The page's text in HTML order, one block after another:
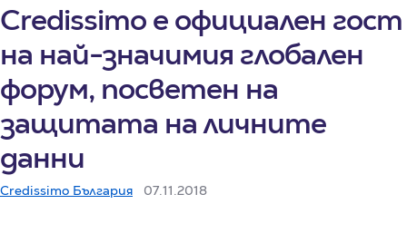
Credissimo е официален гост
на най-значимия глобален
форум, посветен на
защитата на личните
данни
Credissimo България 07.11.2018